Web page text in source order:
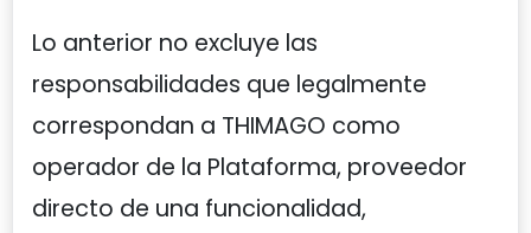
Lo anterior no excluye las
responsabilidades que legalmente
correspondan a THIMAGO como
operador de la Plataforma, proveedor
directo de una funcionalidad,